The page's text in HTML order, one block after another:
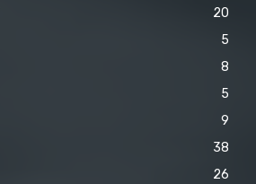
20
5
8
5
9
38
26